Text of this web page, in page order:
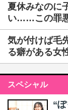
夏休みなのに
い……この罪
気が付けば毛
る癖がある女
スペシャル
“